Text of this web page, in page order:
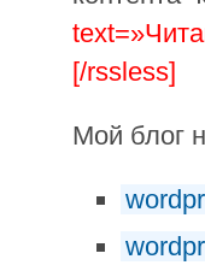
[/rssless]
Мой блог